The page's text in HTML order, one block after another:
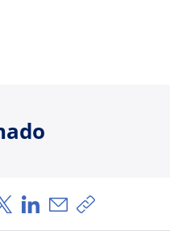
a través de Facebook
Compartir a través de X
Compartir a través de
Compartir por
Copiar